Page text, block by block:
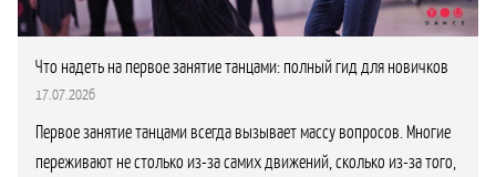
Что надеть на первое занятие танцами: полный гид для новичков
17.07.2026
Первое занятие танцами всегда вызывает массу вопросов. Многие
переживают не столько из-за самих движений, сколько из-за того,